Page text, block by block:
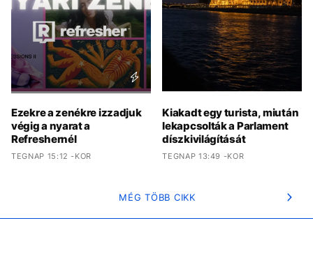
Ezekre a zenékre izzadjuk
végig a nyarat a
Refreshernél
TEGNAP 15:12 -KOR
Kiakadt egy turista, miután
lekapcsolták a Parlament
díszkivilágítását
TEGNAP 13:49 -KOR
MÉG TÖBB CIKK